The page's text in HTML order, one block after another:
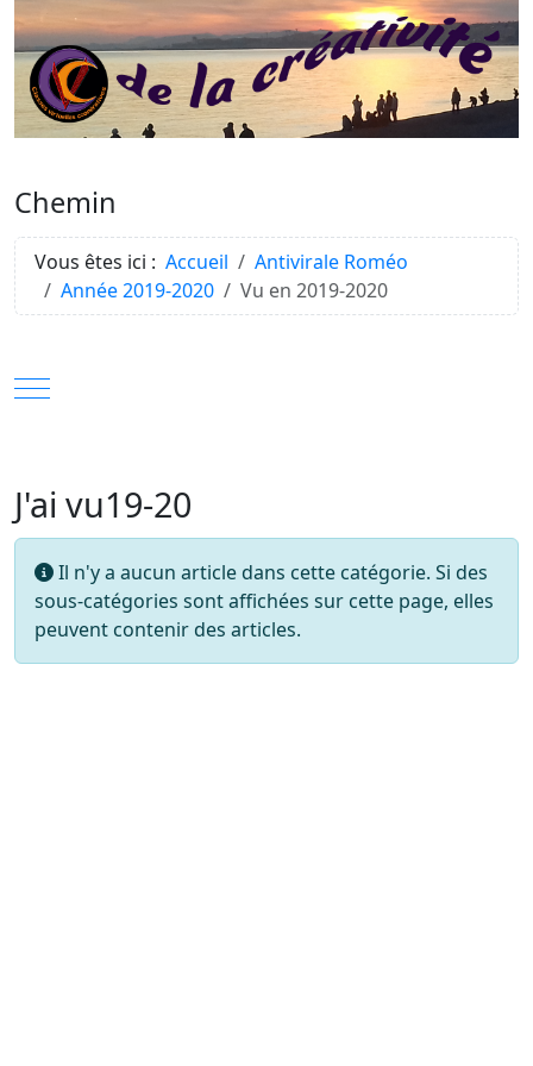
Chemin
Vous êtes ici : Accueil
Antivirale Roméo
Année 2019-2020
Vu en 2019-2020
Mobile Menu Toggle
J'ai vu19-20
Information
Il n'y a aucun article dans cette catégorie. Si des
sous-catégories sont affichées sur cette page, elles
peuvent contenir des articles.